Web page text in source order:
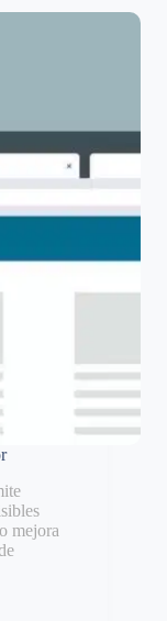
mejora